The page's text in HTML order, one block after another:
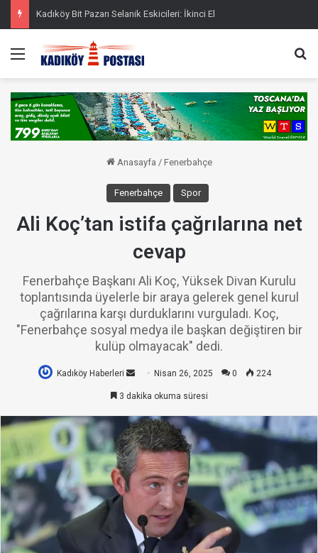
Kadıköy Bit Pazarı Selanik Eskicileri: İkinci El
Menü
Anasayfa / Fenerbahçe
Fenerbahçe Spor
Ali Koç’tan istifa çağrılarına net
cevap
Fenerbahçe Başkanı Ali Koç, Yüksek Divan Kurulu
toplantısında üyelerle bir araya gelerek genel kurul
çağrılarına karşı durduklarını vurguladı. Koç,
"Fenerbahçe sosyal medya ile başkan değiştiren bir
kulüp olmayacak" dedi.
Kadıköy Haberleri
e-
göndermek
Nisan 26, 2025 0 224
3 dakika okuma süresi